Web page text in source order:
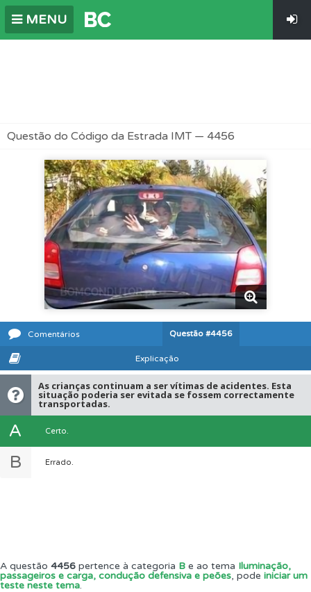
MENU
Questão do Código da Estrada IMT — 4456
Comentários Questão #4456
Explicação
As crianças continuam a ser vítimas de acidentes. Esta
situação poderia ser evitada se fossem correctamente
transportadas.
A Certo.
B Errado.
A questão 4456 pertence à categoria B e ao tema Iluminação,
passageiros e carga, condução defensiva e peões, pode iniciar um
teste neste tema.